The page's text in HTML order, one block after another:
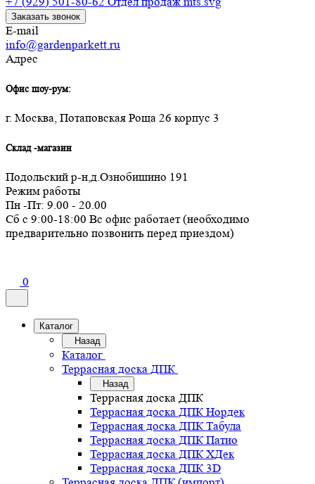
Заказать звонок
E-mail
info@gardenparkett.ru
Адрес
Офис шоу-рум:
г. Москва, Потаповская Роща 26 корпус 3
Склад -магазин
Подольский р-н,д.Ознобишино 191
Режим работы
Пн -Пт: 9.00 - 20.00
Сб с 9:00-18:00 Вс офис работает (необходимо
предварительно позвонить перед приездом)
0
Каталог
Назад
Каталог
Террасная доска ДПК
Назад
Террасная доска ДПК
Террасная доска ДПК Нордек
Террасная доска ДПК Табула
Террасная доска ДПК Патио
Террасная доска ДПК ХДек
Террасная доска ДПК 3D